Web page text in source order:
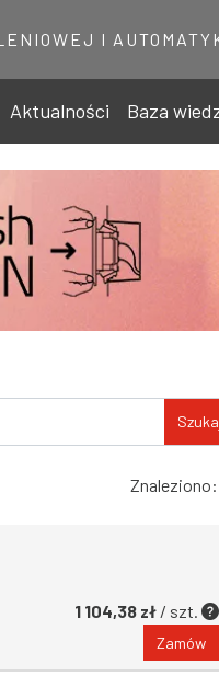
I
Aktualności Baza
Znaleziono:
1 104,38 zł / szt.
Zamów